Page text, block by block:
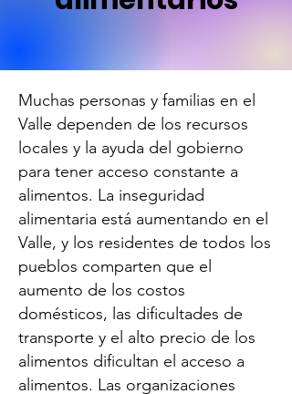
Muchas personas y familias en el
Valle dependen de los recursos
locales y la ayuda del gobierno
para tener acceso constante a
alimentos. La inseguridad
alimentaria está aumentando en el
Valle, y los residentes de todos los
pueblos comparten que el
aumento de los costos
domésticos, las dificultades de
transporte y el alto precio de los
alimentos dificultan el acceso a
alimentos. Las organizaciones